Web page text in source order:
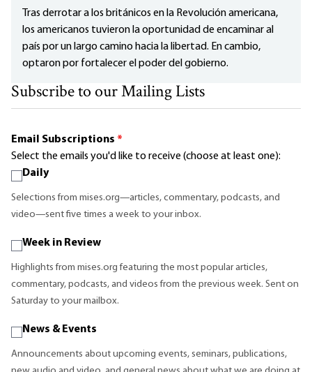
Tras derrotar a los británicos en la Revolución americana,
los americanos tuvieron la oportunidad de encaminar al
país por un largo camino hacia la libertad. En cambio,
optaron por fortalecer el poder del gobierno.
Subscribe to our Mailing Lists
Email Subscriptions *
Select the emails you'd like to receive (choose at least one):
Daily
Selections from mises.org—articles, commentary, podcasts, and
video—sent five times a week to your inbox.
Week in Review
Highlights from mises.org featuring the most popular articles,
commentary, podcasts, and videos from the previous week. Sent on
Saturday to your mailbox.
News & Events
Announcements about upcoming events, seminars, publications,